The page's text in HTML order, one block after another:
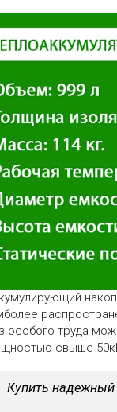
особого труда
свыше
Купить надежный